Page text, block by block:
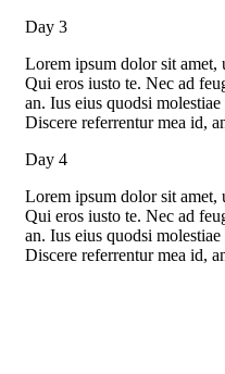
Day 3
Lorem ipsum dolor sit amet,
Qui eros iusto te. Nec ad
an. Ius eius quodsi
Discere referrentur mea id,
Day 4
Lorem ipsum dolor sit amet,
Qui eros iusto te. Nec ad
an. Ius eius quodsi
Discere referrentur mea id,